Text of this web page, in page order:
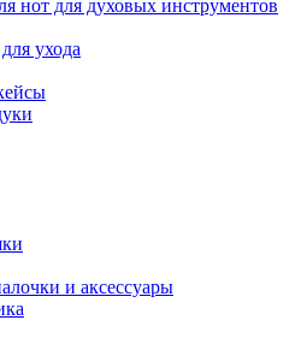
нот для духовых инструментов
ухода
и аксессуары